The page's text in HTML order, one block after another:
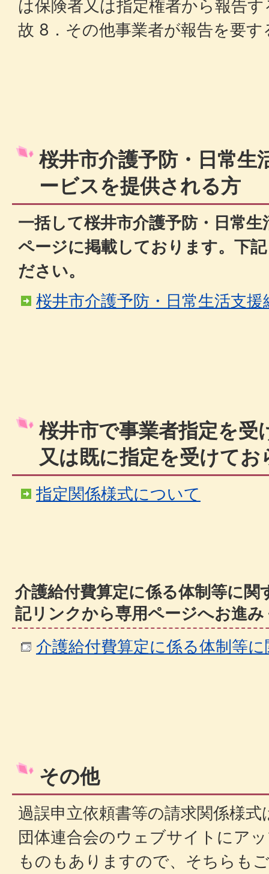
は保険者又は指定権者から報告
故 8．その他事業者が報告を要
桜井市介護予防・日常生
ービスを提供される方
一括して桜井市介護予防・日常
ページに掲載しております。下
ださい。
桜井市介護予防・日常生活支援
桜井市で事業者指定を受
又は既に指定を受けてお
指定関係様式について
介護給付費算定に係る体制等に
記リンクから専用ページへお進
介護給付費算定に係る体制等
その他
過誤申立依頼書等の請求関係様
団体連合会のウェブサイトにア
ものもありますので、そちらも